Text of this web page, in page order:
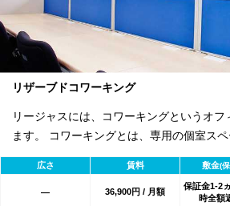
リザーブドコワーキング
リージャスには、コワーキングというオフ
ます。 コワーキングとは、専用の個室スペ
単位でご契約いただく共有型でオープンな
す。 毎日の通常利用のほか、12ヶ月、5日間/月、10日間/月と4つ
の契約プランをご用意しています。
広さ 賃料 敷金(
― 36,900円 / 月額
保証金1-2
時全額